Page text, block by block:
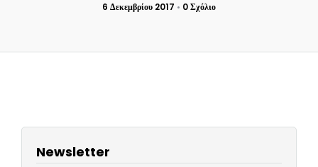
6 Δεκεμβρίου 2017 • 0 Σχόλιο
Newsletter